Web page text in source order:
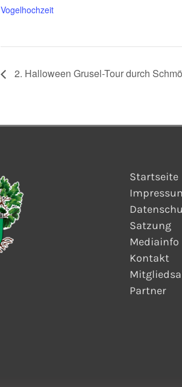
Vogelhochzeit
2. Halloween Grusel-Tour durch
Startseite
Satzung
Mediainfo
Kontakt
Partner